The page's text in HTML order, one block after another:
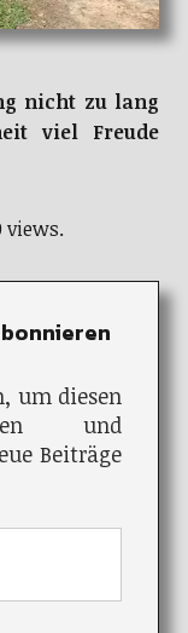
nicht zu lang
viel Freude
views.
um diesen
und
Beiträge